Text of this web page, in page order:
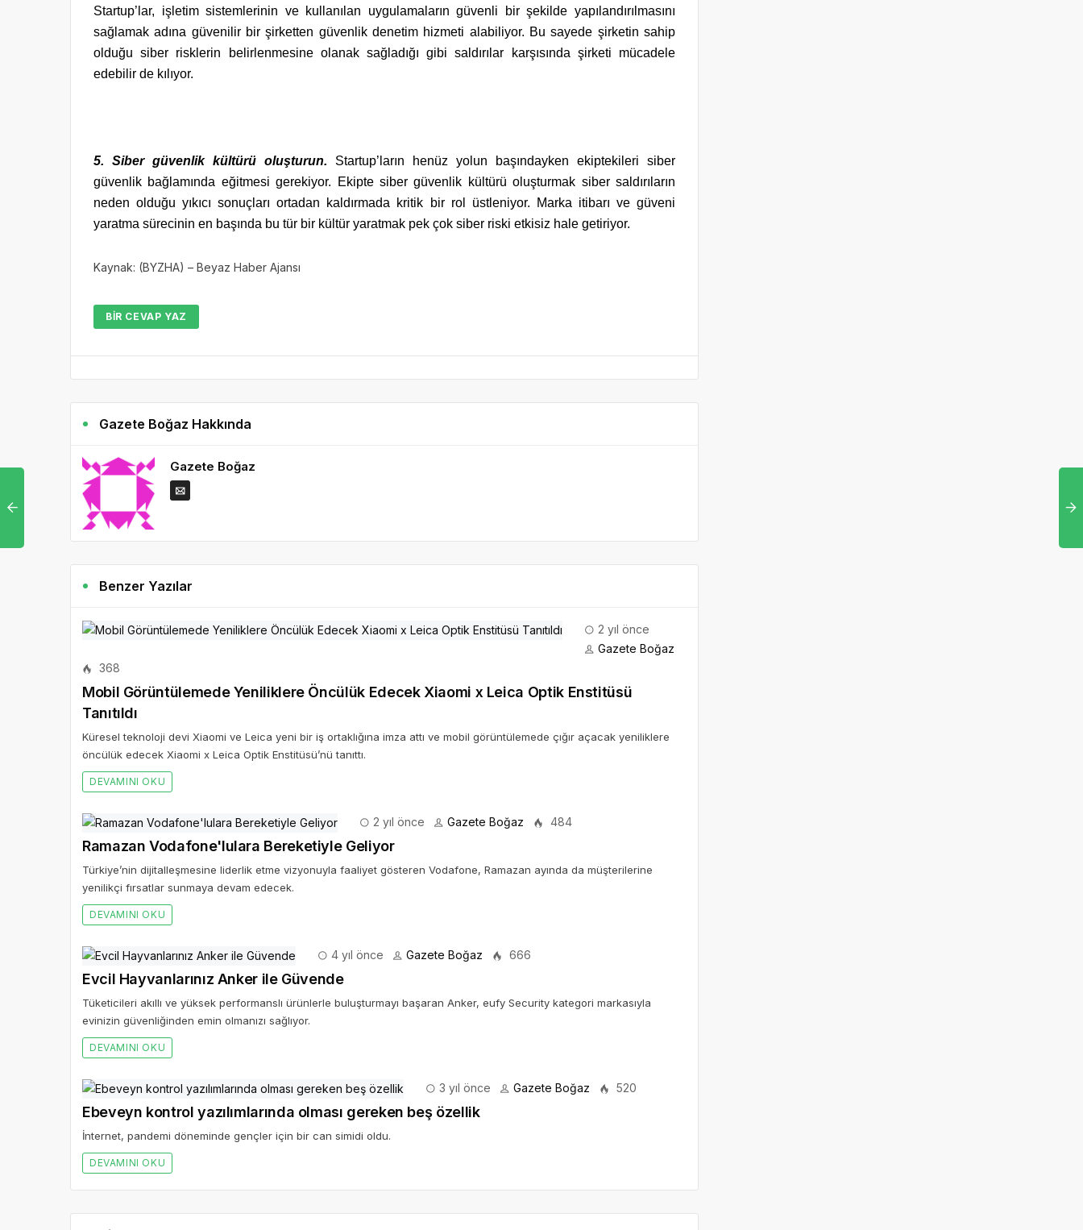
Startup’lar, işletim sistemlerinin ve kullanılan uygulamaların güvenli bir şekilde yapılandırılmasını
sağlamak adına güvenilir bir şirketten güvenlik denetim hizmeti alabiliyor. Bu sayede şirketin sahip
olduğu siber risklerin belirlenmesine olanak sağladığı gibi saldırılar karşısında şirketi mücadele
edebilir de kılıyor.
5. Siber güvenlik kültürü oluşturun. Startup’ların henüz yolun başındayken ekiptekileri siber
güvenlik bağlamında eğitmesi gerekiyor. Ekipte siber güvenlik kültürü oluşturmak siber saldırıların
neden olduğu yıkıcı sonuçları ortadan kaldırmada kritik bir rol üstleniyor. Marka itibarı ve güveni
yaratma sürecinin en başında bu tür bir kültür yaratmak pek çok siber riski etkisiz hale getiriyor.
Kaynak: (BYZHA) – Beyaz Haber Ajansı
BIR CEVAP YAZ
Gazete Boğaz Hakkında
Gazete Boğaz
Benzer Yazılar
2 yıl önce
Gazete Boğaz
368
Mobil Görüntülemede Yeniliklere Öncülük Edecek Xiaomi x Leica Optik Enstitüsü
Tanıtıldı
Küresel teknoloji devi Xiaomi ve Leica yeni bir iş ortaklığına imza attı ve mobil görüntülemede çığır açacak yeniliklere
öncülük edecek Xiaomi x Leica Optik Enstitüsü’nü tanıttı.
DEVAMINI OKU
2 yıl önce Gazete Boğaz 484
Ramazan Vodafone'lulara Bereketiyle Geliyor
Türkiye’nin dijitalleşmesine liderlik etme vizyonuyla faaliyet gösteren Vodafone, Ramazan ayında da müşterilerine
yenilikçi fırsatlar sunmaya devam edecek.
DEVAMINI OKU
4 yıl önce Gazete Boğaz 666
Evcil Hayvanlarınız Anker ile Güvende
Tüketicileri akıllı ve yüksek performanslı ürünlerle buluşturmayı başaran Anker, eufy Security kategori markasıyla
evinizin güvenliğinden emin olmanızı sağlıyor.
DEVAMINI OKU
3 yıl önce Gazete Boğaz 520
Ebeveyn kontrol yazılımlarında olması gereken beş özellik
İnternet, pandemi döneminde gençler için bir can simidi oldu.
DEVAMINI OKU